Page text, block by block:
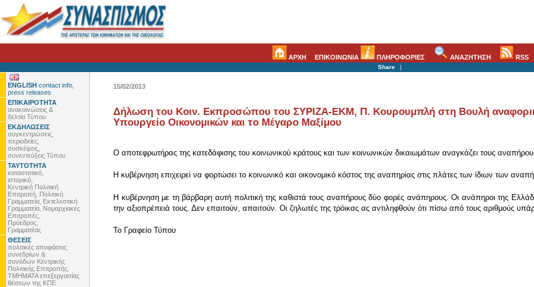
ΑΡΧΗ ΕΠΙΚΟΙΝΩΝΙΑ ΠΛΗΡΟΦΟΡΙΕΣ ΑΝΑΖΗΤΗΣΗ RSS
Share |
ENGLISH contact info,
press releases
ΕΠΙΚΑΙΡΟΤΗΤΑ
ανακοινώσεις &
δελτία Τύπου
ΕΚΔΗΛΩΣΕΙΣ
συγκεντρώσεις,
περιοδείες,
συσκέψεις,
συνεντεύξεις Τύπου
ΤΑΥΤΟΤΗΤΑ
καταστατικό,
ιστορικό,
Κεντρική Πολιτική
Επιτροπή, Πολιτική
Γραμματεία, Εκτελεστική
Γραμματεία, Νομαρχιακές
Επιτροπές,
Πρόεδρος,
Γραμματέας
ΘΕΣΕΙΣ
πολιτικές αποφάσεις
συνεδρίων &
συνόδων Κεντρικής
Πολιτικής Επιτροπής,
ΤΜΗΜΑΤΑ επεξεργασίας
θέσεων της ΚΠΕ
15/02/2013
Δήλωση του Κοιν. Εκπροσώπου του ΣΥΡΙΖΑ-ΕΚΜ, Π. Κουρουμπλή στη Βουλή
Υπουργείο Οικονομικών και το Μέγαρο Μαξίμου
Ο αποτεφρωτήρας της κατεδάφισης του κοινωνικού κράτους και των κοινωνικών δικαιωμάτων αναγκάζει τους
Η κυβέρνηση επιχειρεί να φορτώσει το κοινωνικό και οικονομικό κόστος της αναπηρίας στις πλάτες των ίδιων των
Η κυβέρνηση με τη βάρβαρη αυτή πολιτική της καθιστά τους αναπήρους δύο φορές ανάπηρους. Οι ανάπηροι της
την αξιοπρέπειά τους. Δεν επαιτούν, απαιτούν. Οι ζηλωτές της τρόικας ας αντιληφθούν ότι πίσω από τους αριθμούς
To Γραφείο Τύπου